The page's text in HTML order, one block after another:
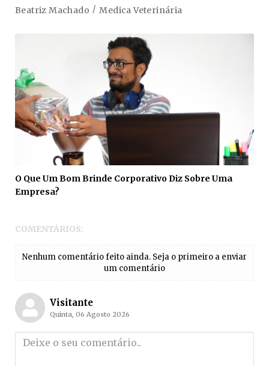
Beatriz Machado
Medica Veterinária
O Que Um Bom Brinde Corporativo Diz Sobre Uma
Empresa?
COMENTÁRIOS:
Nenhum comentário feito ainda. Seja o primeiro a enviar
um comentário
Visitante
Quinta, 06 Agosto 2026